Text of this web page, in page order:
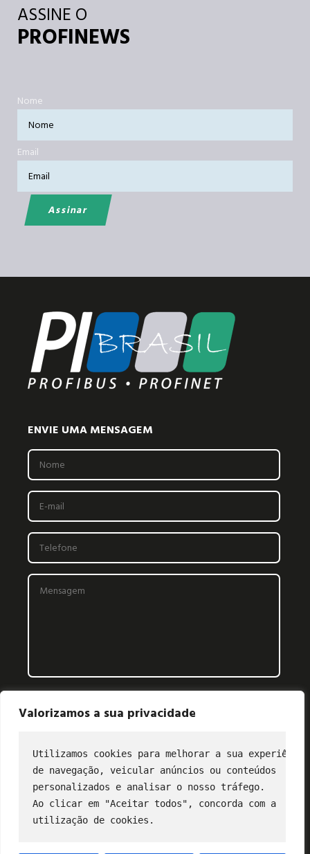
Valorizamos a sua privacidade
Utilizamos cookies para melhorar a sua experiência
de navegação, veicular anúncios ou conteúdos
personalizados e analisar o nosso tráfego.
Ao clicar em "Aceitar todos", concorda com a
utilização de cookies.
ASSINE O
PROFINEWS
Nome
Email
ENVIE UMA MENSAGEM
CONTATO
(11) 2849-3202
profibus@profibus.org.br